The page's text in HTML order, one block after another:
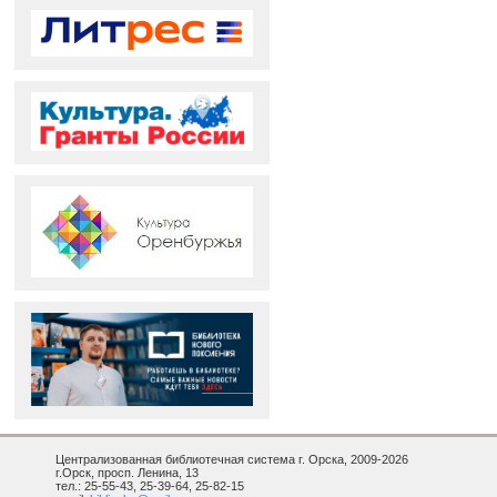
Централизованная библиотечная система г. Орска, 2009-2026
г.Орск, просп. Ленина, 13
тел.: 25-55-43, 25-39-64, 25-82-15